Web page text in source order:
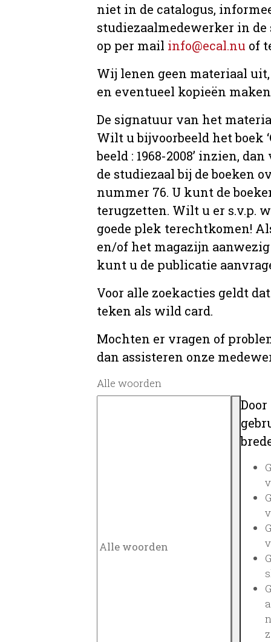
niet in de catalogus,
studiezaalmedewerker in
op per mail info@ecal.nu of
Wij lenen geen materiaal
en eventueel kopieën
De signatuur van het
Wilt u bijvoorbeeld het boek
beeld : 1968-2008’ inzien,
de studiezaal bij de boeken
nummer 76. U kunt de
terugzetten. Wilt u er s.v.p.
goede plek terechtkomen!
en/of het magazijn
kunt u de publicatie
Voor alle zoekacties geldt
teken als wild card.
Mochten er vragen of
dan assisteren onze
Alle woorden